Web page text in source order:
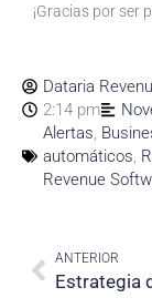
¡Gracias por ser
Dataria
2:14 pm
Alertas
automáticos
Revenue
ANTERIOR